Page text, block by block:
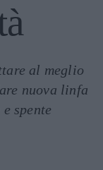
al meglio
nuova linfa
spente